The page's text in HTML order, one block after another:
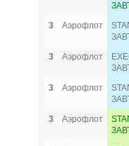
3
Аэрофлот
3
Аэрофлот
3
Аэрофлот
3
Аэрофлот